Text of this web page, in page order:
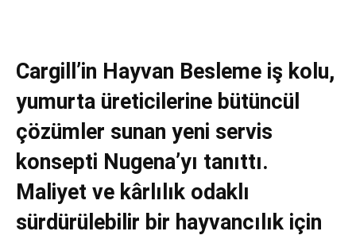
Cargill’in Hayvan Besleme iş kolu,
yumurta üreticilerine bütüncül
çözümler sunan yeni servis
konsepti Nugena’yı tanıttı.
Maliyet ve kârlılık odaklı
sürdürülebilir bir hayvancılık için